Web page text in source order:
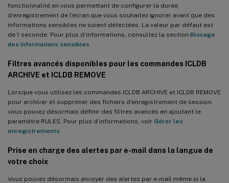
fonctionnalité en vous permettant de configurer la durée
d’enregistrement de l’écran que vous souhaitez ignorer avant que des
informations sensibles ne soient détectées. La valeur par défaut est
de 1 seconde. Pour plus d’informations, consultez la section Blocage
des informations sensibles
Filtres avancés disponibles pour les commandes ICLDB
ARCHIVE et ICLDB REMOVE
Lorsque vous utilisez les commandes ICLDB ARCHIVE et ICLDB REMOVE
pour archiver et supprimer des fichiers d’enregistrement de session,
vous pouvez désormais définir des filtres avancés en ajoutant le
paramètre RULES. Pour plus d’informations, voir Gérer les
enregistrements
Prise en charge des alertes par e-mail dans la langue de
votre choix
Vous pouvez désormais envoyer des alertes par e-mail même si la